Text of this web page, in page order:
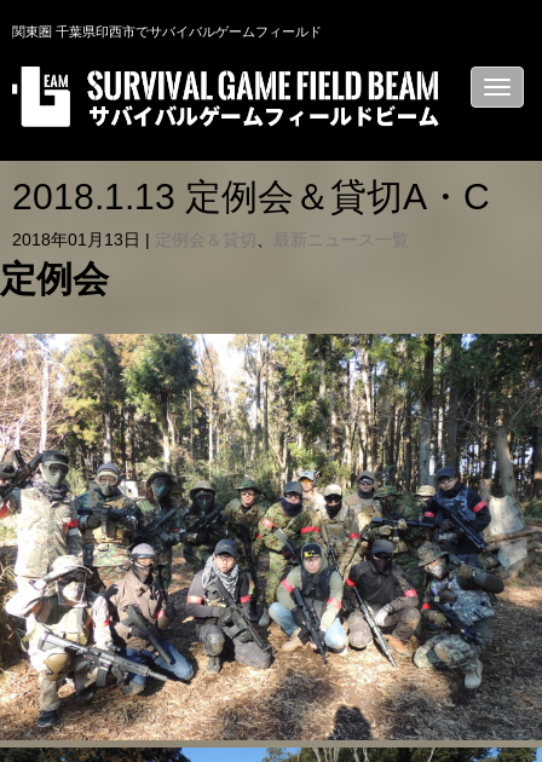
関東圏 千葉県印西市でサバイバルゲームフィールド
N
a
g
2018.1.13 定例会＆貸切A・C
2018年01月13日 定例会＆貸切 、 最新ニュース一覧
定例会